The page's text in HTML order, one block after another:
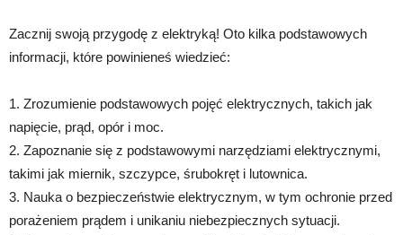
Zacznij swoją przygodę z elektryką! Oto kilka podstawowych
informacji, które powinieneś wiedzieć:
1. Zrozumienie podstawowych pojęć elektrycznych, takich jak
napięcie, prąd, opór i moc.
2. Zapoznanie się z podstawowymi narzędziami elektrycznymi,
takimi jak miernik, szczypce, śrubokręt i lutownica.
3. Nauka o bezpieczeństwie elektrycznym, w tym ochronie przed
porażeniem prądem i unikaniu niebezpiecznych sytuacji.